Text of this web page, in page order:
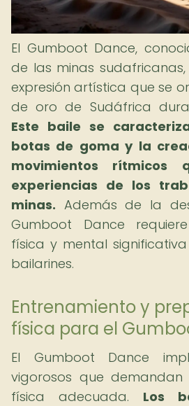
El Gumboot Dance,
de las minas
expresión artística que se
de oro de Sudáfrica
Este baile se
botas de goma y la
movimientos rítmicos
experiencias de los
minas. Además de la
Gumboot Dance
física y mental
bailarines.
Entrenamiento y
física para el
El Gumboot Dance
vigorosos que
física adecuada. Los